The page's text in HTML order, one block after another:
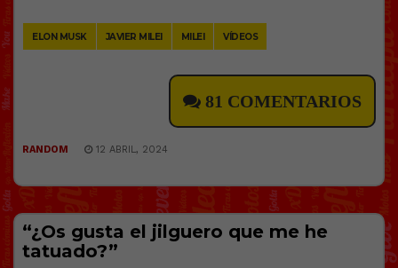
ELON MUSK JAVIER MILEI MILEI VÍDEOS
81 COMENTARIOS
RANDOM 12 ABRIL, 2024
“¿Os gusta el jilguero que me he
tatuado?”